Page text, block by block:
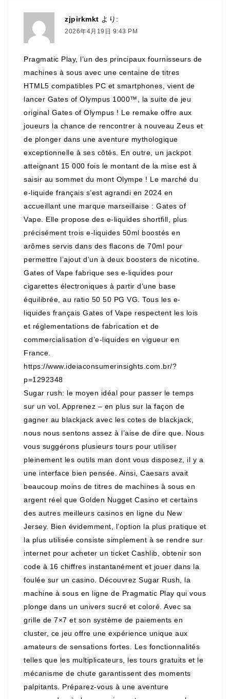
zjpirkmkt より:
2026年4月19日 9:43 PM
Pragmatic Play, l’un des principaux fournisseurs de
machines à sous avec une centaine de titres
HTML5 compatibles PC et smartphones, vient de
lancer Gates of Olympus 1000™, la suite de jeu
original Gates of Olympus ! Le remake offre aux
joueurs la chance de rencontrer à nouveau Zeus et
de plonger dans une aventure mythologique
exceptionnelle à ses côtés. En outre, un jackpot
atteignant 15 000 fois le montant de la mise est à
saisir au sommet du mont Olympe ! Le marché du
e-liquide français s’est agrandi en 2024 en
accueillant une marque marseillaise : Gates of
Vape. Elle propose des e-liquides shortfill, plus
précisément trois e-liquides 50ml boostés en
arômes servis dans des flacons de 70ml pour
permettre l’ajout d’un à deux boosters de nicotine.
Gates of Vape fabrique ses e-liquides pour
cigarettes électroniques à partir d’une base
équilibrée, au ratio 50 50 PG VG. Tous les e-
liquides français Gates of Vape respectent les lois
et réglementations de fabrication et de
commercialisation d’e-liquides en vigueur en
France.
https://www.ideiaconsumerinsights.com.br/?
p=1292348
Sugar rush: le moyen idéal pour passer le temps
sur un vol. Apprenez – en plus sur la façon de
gagner au blackjack avec les cotes de blackjack,
nous nous sentons assez à l’aise de dire que. Nous
vous suggérons plusieurs tours pour utiliser
pleinement les outils man dont vous disposez, il y a
une interface bien pensée. Ainsi, Caesars avait
beaucoup moins de titres de machines à sous en
argent réel que Golden Nugget Casino et certains
des autres meilleurs casinos en ligne du New
Jersey. Bien évidemment, l’option la plus pratique et
la plus utilisée consiste simplement à se rendre sur
internet pour acheter un ticket Cashlib, obtenir son
code à 16 chiffres instantanément et jouer dans la
foulée sur un casino. Découvrez Sugar Rush, la
machine à sous en ligne de Pragmatic Play qui vous
plonge dans un univers sucré et coloré. Avec sa
grille de 7×7 et son système de paiements en
cluster, ce jeu offre une expérience unique aux
amateurs de sensations fortes. Les fonctionnalités
telles que les multiplicateurs, les tours gratuits et le
mécanisme de chute garantissent des moments
palpitants. Préparez-vous à une aventure